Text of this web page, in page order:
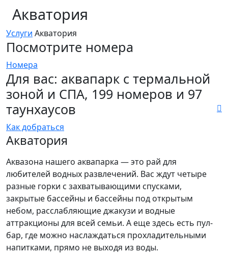
Акватория
Услуги Акватория
Посмотрите номера
Номера
Для вас: аквапарк с термальной
зоной и СПА, 199 номеров и 97
таунхаусов
Как добраться
Акватория
Аквазона нашего аквапарка — это рай для
любителей водных развлечений. Вас ждут четыре
разные горки с захватывающими спусками,
закрытые бассейны и бассейны под открытым
небом, расслабляющие джакузи и водные
аттракционы для всей семьи. А еще здесь есть пул-
бар, где можно наслаждаться прохладительными
напитками, прямо не выходя из воды.